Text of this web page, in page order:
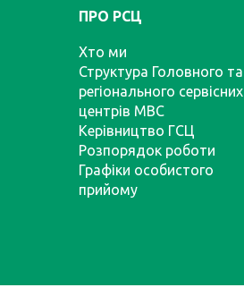
ПРО РСЦ
Хто ми
Структура Головного та
регіонального сервісних
центрів МВС
Керівництво ГСЦ
Розпорядок роботи
Графіки особистого
прийому